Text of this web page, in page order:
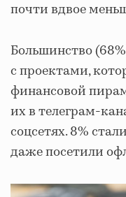
почти вдвое
Большинство
с проектами,
финансовой
их в телеграм-
соцсетях. 8%
даже посетили